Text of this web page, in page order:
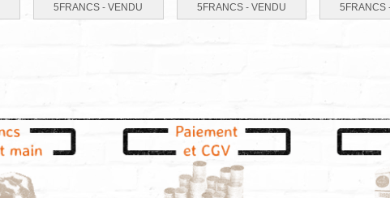
5FRANCS -VENDU
5FRANCS - VENDU
5FRANCS